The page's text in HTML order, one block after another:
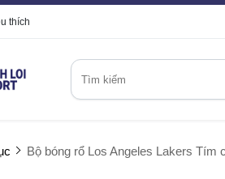
thích
Bộ bóng rổ Los Angeles Lakers Tím